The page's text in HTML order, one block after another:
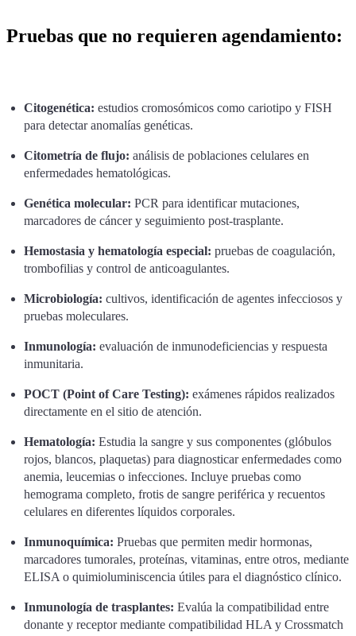
Pruebas que no requieren agendamiento:
Citogenética: estudios cromosómicos como cariotipo y FISH
para detectar anomalías genéticas.
Citometría de flujo: análisis de poblaciones celulares en
enfermedades hematológicas.
Genética molecular: PCR para identificar mutaciones,
marcadores de cáncer y seguimiento post-trasplante.
Hemostasia y hematología especial: pruebas de coagulación,
trombofilias y control de anticoagulantes.
Microbiología: cultivos, identificación de agentes infecciosos y
pruebas moleculares.
Inmunología: evaluación de inmunodeficiencias y respuesta
inmunitaria.
POCT (Point of Care Testing): exámenes rápidos realizados
directamente en el sitio de atención.
Hematología: Estudia la sangre y sus componentes (glóbulos
rojos, blancos, plaquetas) para diagnosticar enfermedades como
anemia, leucemias o infecciones. Incluye pruebas como
hemograma completo, frotis de sangre periférica y recuentos
celulares en diferentes líquidos corporales.
Inmunoquímica: Pruebas que permiten medir hormonas,
marcadores tumorales, proteínas, vitaminas, entre otros, mediante
ELISA o quimioluminiscencia útiles para el diagnóstico clínico.
Inmunología de trasplantes: Evalúa la compatibilidad entre
donante y receptor mediante compatibilidad HLA y Crossmatch